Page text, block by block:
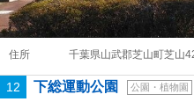
住所 千葉県山武郡芝山町芝山
12 下総運動公園 公園・植物園